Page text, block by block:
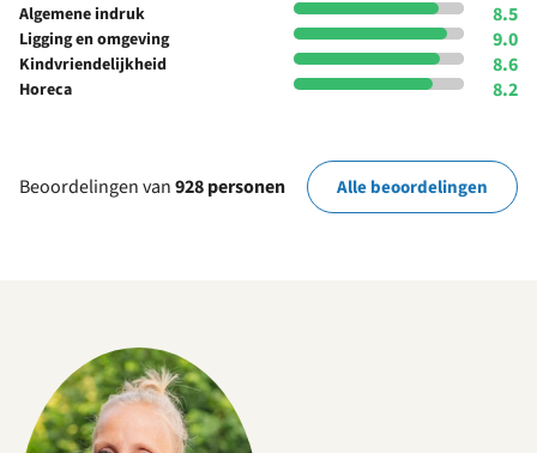
Algemene indruk 8.5
Ligging en omgeving 9.0
Kindvriendelijkheid 8.6
Horeca 8.2
Beoordelingen van928 personen Alle beoordelingen